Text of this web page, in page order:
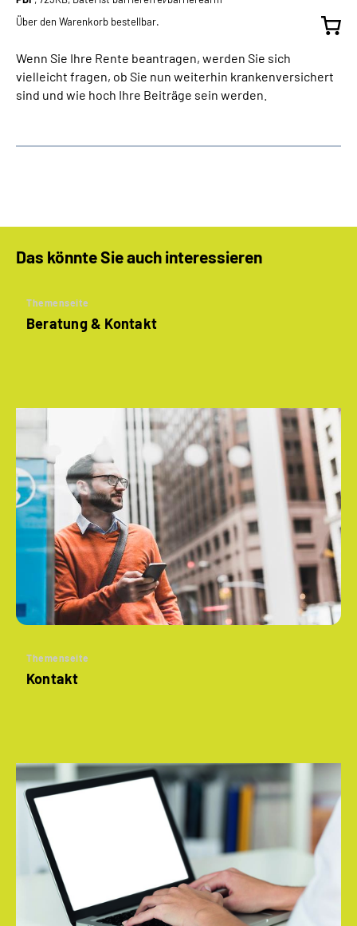
Über den Warenkorb bestellbar.
Wenn Sie Ihre Rente beantragen, werden Sie sich
vielleicht fragen, ob Sie nun weiterhin krankenversichert
sind und wie hoch Ihre Beiträge sein werden.
Das könnte Sie auch interessieren
Themenseite
Beratung & Kontakt
Themenseite
Kontakt